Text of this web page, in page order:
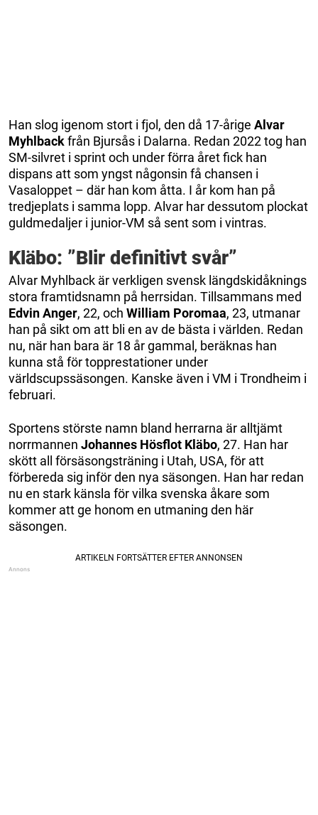
Han slog igenom stort i fjol, den då 17-årige Alvar
Myhlbackfrån Bjursås i Dalarna. Redan 2022 tog han
SM-silvret i sprint och under förra året fick han
dispans att som yngst någonsin få chansen i
Vasaloppet – där han kom åtta. I år kom han på
tredjeplats i samma lopp. Alvar har dessutom plockat
guldmedaljer i junior-VM så sent som i vintras.
Kläbo: ”Blir definitivt svår”
Alvar Myhlback är verkligen svensk längdskidåknings
stora framtidsnamn på herrsidan. Tillsammans med
Edvin Anger, 22, och William Poromaa, 23, utmanar
han på sikt om att bli en av de bästa i världen. Redan
nu, när han bara är 18 år gammal, beräknas han
kunna stå för topprestationer under
världscupssäsongen. Kanske även i VM i Trondheim i
februari.
Sportens störste namn bland herrarna är alltjämt
norrmannen Johannes Hösflot Kläbo, 27. Han har
skött all försäsongsträning i Utah, USA, för att
förbereda sig inför den nya säsongen. Han har redan
nu en stark känsla för vilka svenska åkare som
kommer att ge honom en utmaning den här
säsongen.